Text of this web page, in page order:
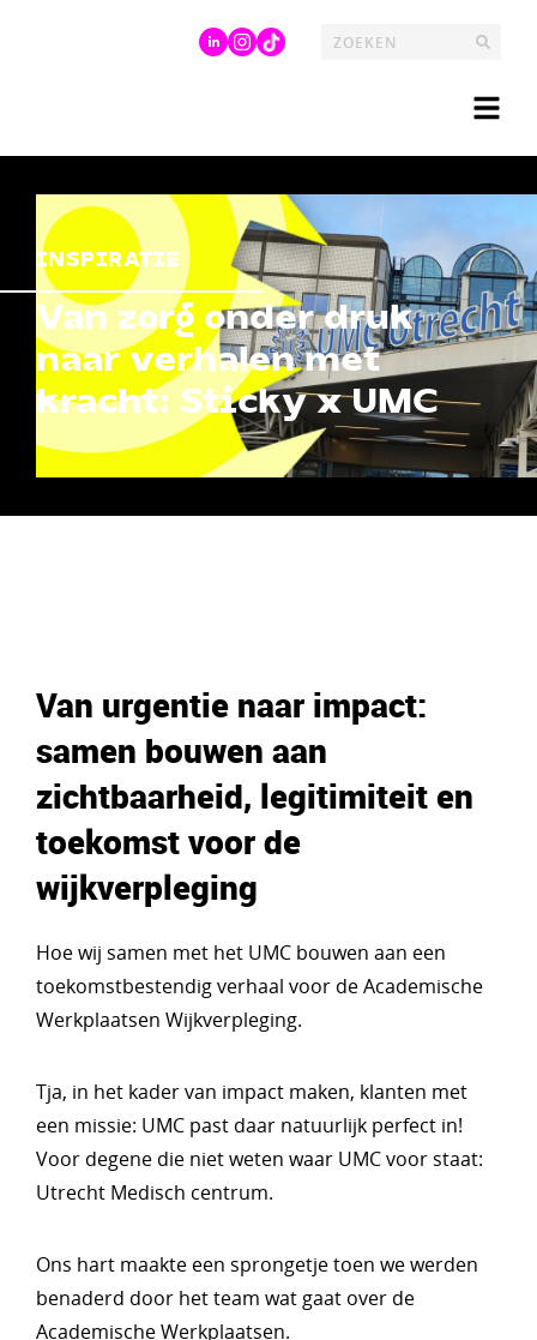
INSPIRATIE
Van zorg onder druk
naar verhalen met
kracht: Sticky x UMC
Van urgentie naar impact:
samen bouwen aan
zichtbaarheid, legitimiteit en
toekomst voor de
wijkverpleging
Hoe wij samen met het UMC bouwen aan een
toekomstbestendig verhaal voor de Academische
Werkplaatsen Wijkverpleging.
Tja, in het kader van impact maken, klanten met
een missie: UMC past daar natuurlijk perfect in!
Voor degene die niet weten waar UMC voor staat:
Utrecht Medisch centrum.
Ons hart maakte een sprongetje toen we werden
benaderd door het team wat gaat over de
Academische Werkplaatsen.